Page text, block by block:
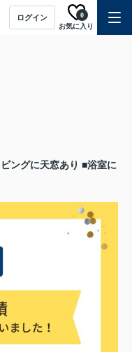
ログイン
お気に入り
0
ングに天窓あり ■浴室に